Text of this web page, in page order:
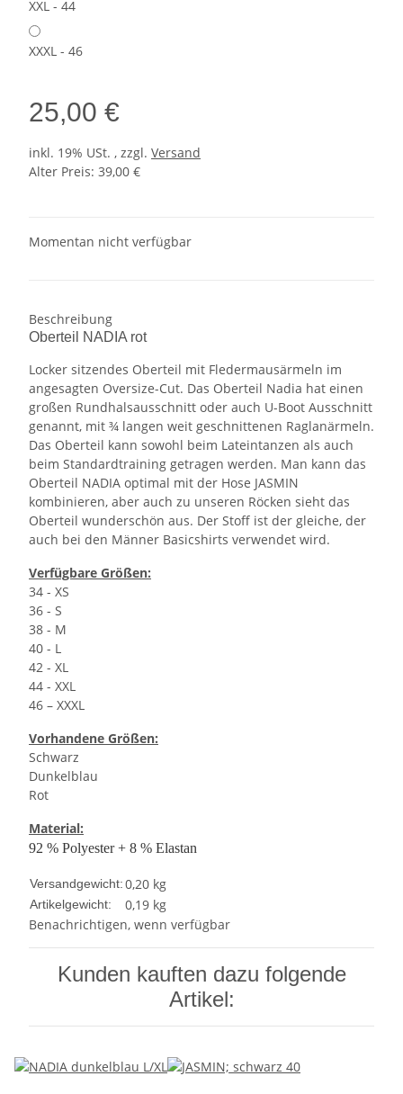
XXL - 44
XXXL - 46
25,00 €
inkl. 19% USt. , zzgl. Versand
Alter Preis: 39,00 €
Momentan nicht verfügbar
Beschreibung
Oberteil NADIA rot
Locker sitzendes Oberteil mit Fledermausärmeln im
angesagten Oversize-Cut. Das Oberteil Nadia hat einen
großen Rundhalsausschnitt oder auch U-Boot Ausschnitt
genannt, mit ¾ langen weit geschnittenen Raglanärmeln.
Das Oberteil kann sowohl beim Lateintanzen als auch
beim Standardtraining getragen werden. Man kann das
Oberteil NADIA optimal mit der Hose JASMIN
kombinieren, aber auch zu unseren Röcken sieht das
Oberteil wunderschön aus. Der Stoff ist der gleiche, der
auch bei den Männer Basicshirts verwendet wird.
Verfügbare Größen:
34 - XS
36 - S
38 - M
40 - L
42 - XL
44 - XXL
46 – XXXL
Vorhandene Größen:
Schwarz
Dunkelblau
Rot
Material:
92 % Polyester + 8 % Elastan
Versandgewicht:0,20 kg
Artikelgewicht: 0,19 kg
Benachrichtigen, wenn verfügbar
Kunden kauften dazu folgende
Artikel: